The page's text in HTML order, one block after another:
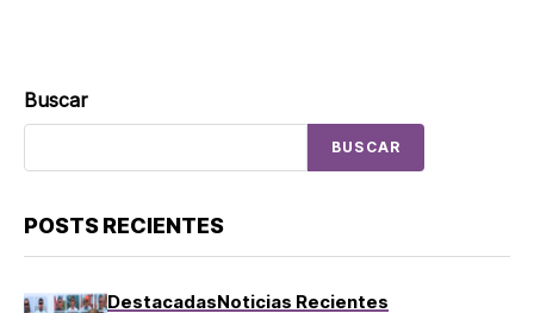
Buscar
BUSCAR
POSTS RECIENTES
DestacadasNoticias Recientes